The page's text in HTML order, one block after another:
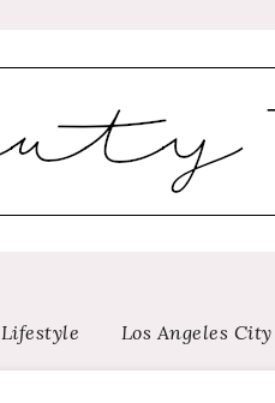
Lifestyle Los Angeles